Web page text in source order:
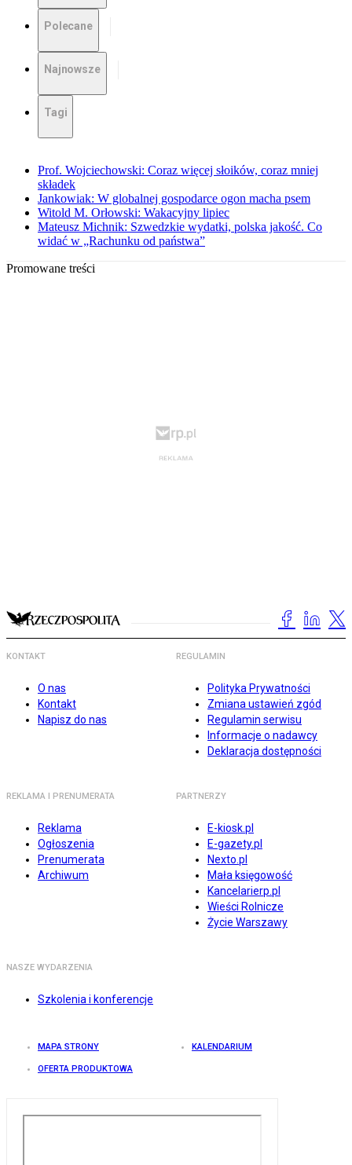
Polecane
Najnowsze
Tagi
Prof. Wojciechowski: Coraz więcej słoików, coraz mniej
składek
Jankowiak: W globalnej gospodarce ogon macha psem
Witold M. Orłowski: Wakacyjny lipiec
Mateusz Michnik: Szwedzkie wydatki, polska jakość. Co
widać w „Rachunku od państwa”
Promowane treści
KONTAKT
O nas
Kontakt
Napisz do nas
REGULAMIN
Polityka Prywatności
Zmiana ustawień zgód
Regulamin serwisu
Informacje o nadawcy
Deklaracja dostępności
REKLAMA I PRENUMERATA
Reklama
Ogłoszenia
Prenumerata
Archiwum
PARTNERZY
E-kiosk.pl
E-gazety.pl
Nexto.pl
Mała księgowość
Kancelarierp.pl
Wieści Rolnicze
Życie Warszawy
NASZE WYDARZENIA
Szkolenia i konferencje
MAPA STRONY KALENDARIUM
OFERTA PRODUKTOWA